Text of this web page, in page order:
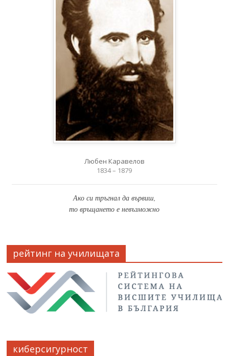
Любен Каравелов
1834 – 1879
Ако си тръгнал да вървиш,
то връщането е невъзможно
рейтинг на училищата
киберсигурност